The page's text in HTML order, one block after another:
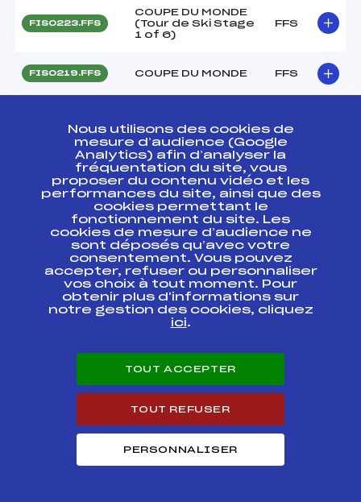
FIS0223.FFS
COUPE DU MONDE
(Tour de Ski Stage
1 of 6)
FFS
FIS0219.FFS COUPE DU MONDE FFS
KO SPRINT FINAL
FNAM0182.FFS
SNT FFS 4 COUPE
DE FRANCE FIS
SPRINT
FFS
FIS0217.FFS COUPE DU MONDE FFS
FIS0218
COUPE DU MONDE
KO SPRINT FINAL
FFS
FIS0153
COUPE DU MONDE
KO SPRINT FINAL
FFS
FIS0156 FFS
FFS
(Tour de Ski Stage
Nous utilisons des cookies de
mesure d’audience (Google
Analytics) afin d’analyser la
fréquentation du site, vous
proposer du contenu vidéo et les
performances du site, ainsi que des
cookies permettant le
fonctionnement du site. Les
cookies de mesure d’audience ne
sont déposés qu’avec votre
consentement. Vous pouvez
accepter, refuser ou personnaliser
vos choix à tout moment. Pour
obtenir plus d'informations sur
notre gestion des cookies, cliquez
ici.
TOUT ACCEPTER
TOUT REFUSER
PERSONNALISER